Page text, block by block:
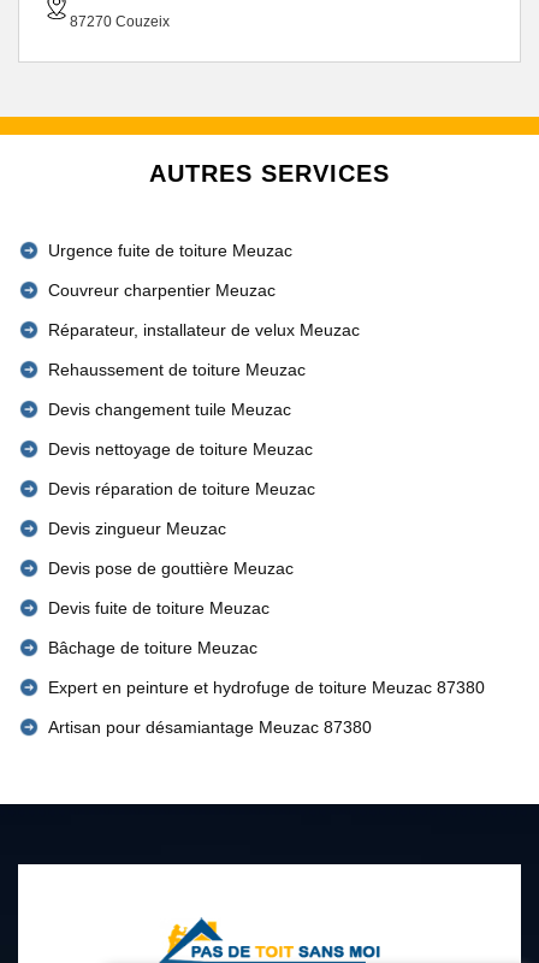
87270 Couzeix
AUTRES SERVICES
Urgence fuite de toiture Meuzac
Couvreur charpentier Meuzac
Réparateur, installateur de velux Meuzac
Rehaussement de toiture Meuzac
Devis changement tuile Meuzac
Devis nettoyage de toiture Meuzac
Devis réparation de toiture Meuzac
Devis zingueur Meuzac
Devis pose de gouttière Meuzac
Devis fuite de toiture Meuzac
Bâchage de toiture Meuzac
Expert en peinture et hydrofuge de toiture Meuzac 87380
Artisan pour désamiantage Meuzac 87380